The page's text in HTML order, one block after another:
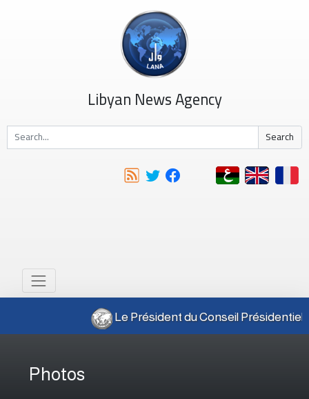
Libyan News Agency
Search
Le Président du Conseil
Photos